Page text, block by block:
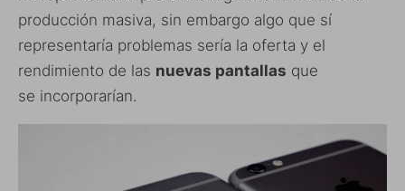
producción masiva, sin embargo algo que sí
representaría problemas sería la oferta y el
rendimiento de las nuevas pantallas que
se incorporarían.